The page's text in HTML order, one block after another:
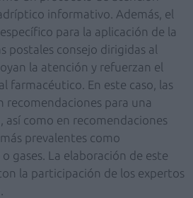
informativo. Además, el
para la aplicación de la
postales consejo dirigidas al
la atención y refuerzan el
farmacéutico. En este caso, las
recomendaciones para una
así como en recomendaciones
prevalentes como
gases. La elaboración de este
la participación de los expertos